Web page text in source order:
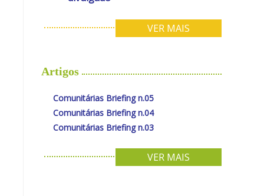
VER MAIS
Artigos
Comunitárias Briefing n.05
Comunitárias Briefing n.04
Comunitárias Briefing n.03
VER MAIS